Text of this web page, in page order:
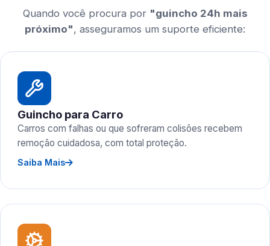
Quando você procura por "guincho 24h mais
próximo", asseguramos um suporte eficiente:
Guincho para Carro
Carros com falhas ou que sofreram colisões recebem
remoção cuidadosa, com total proteção.
Saiba Mais